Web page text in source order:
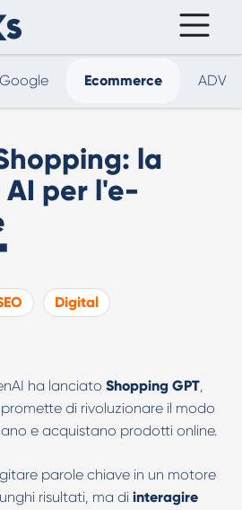
Google Ecommerce ADV
la
per l'e-
Digital
ha lanciato Shopping GPT,
di rivoluzionare il modo
e acquistano prodotti online.
parole chiave in un motore
risultati, ma di interagire